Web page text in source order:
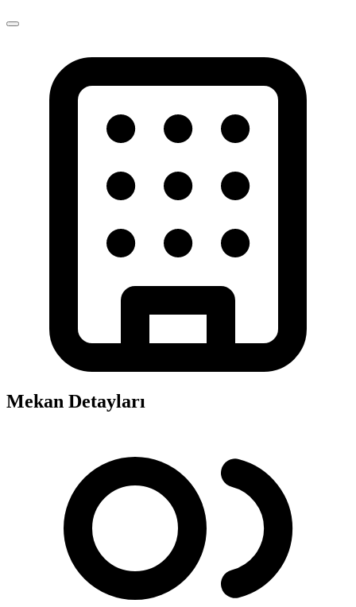
Mekan Detayları